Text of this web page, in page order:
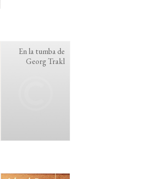
En la tumba de
Georg Trakl